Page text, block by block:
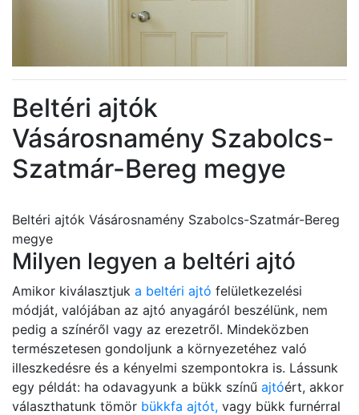
Beltéri ajtók
Vásárosnamény Szabolcs-
Szatmár-Bereg megye
Beltéri ajtók Vásárosnamény Szabolcs-Szatmár-Bereg
megye
Milyen legyen a beltéri ajtó
Amikor kiválasztjuk a beltéri ajtó felületkezelési
módját, valójában az ajtó anyagáról beszélünk, nem
pedig a színéről vagy az erezetről. Mindeközben
természetesen gondoljunk a környezetéhez való
illeszkedésre és a kényelmi szempontokra is. Lássunk
egy példát: ha odavagyunk a bükk színű ajtóért, akkor
választhatunk tömör bükkfa ajtót, vagy bükk furnérral